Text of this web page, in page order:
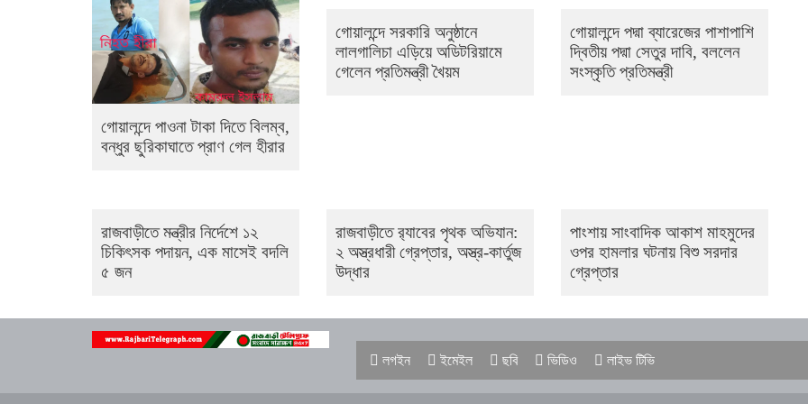
গোয়ালন্দে পাওনা টাকা দিতে বিলম্ব,
বন্ধুর ছুরিকাঘাতে প্রাণ গেল হীরার
গোয়ালন্দে সরকারি অনুষ্ঠানে
লালগালিচা এড়িয়ে অডিটরিয়ামে
গেলেন প্রতিমন্ত্রী খৈয়ম
গোয়ালন্দে পদ্মা ব্যারেজের পাশাপাশি
দ্বিতীয় পদ্মা সেতুর দাবি, বললেন
সংস্কৃতি প্রতিমন্ত্রী
রাজবাড়ীতে মন্ত্রীর নির্দেশে ১২
চিকিৎসক পদায়ন, এক মাসেই বদলি
৫ জন
রাজবাড়ীতে র‌্যাবের পৃথক অভিযান:
২ অস্ত্রধারী গ্রেপ্তার, অস্ত্র-কার্তুজ
উদ্ধার
পাংশায় সাংবাদিক আকাশ মাহমুদের
ওপর হামলার ঘটনায় বিশু সরদার
গ্রেপ্তার
লগইন ইমেইল ছবি ভিডিও লাইভ টিভি